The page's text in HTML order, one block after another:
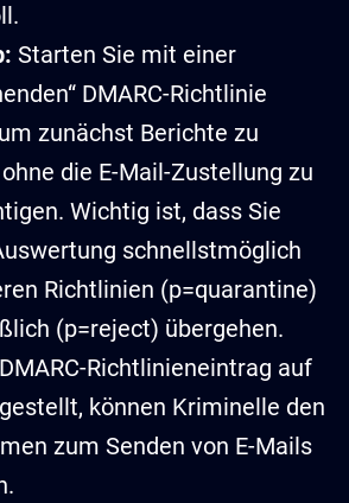
Starten Sie mit einer
DMARC-Richtlinie
zunächst Berichte zu
die E-Mail-Zustellung zu
Wichtig ist, dass Sie
schnellstmöglich
Richtlinien (p=quarantine)
(p=reject) übergehen.
Richtlinieneintrag auf
können Kriminelle den
zum Senden von E-Mails